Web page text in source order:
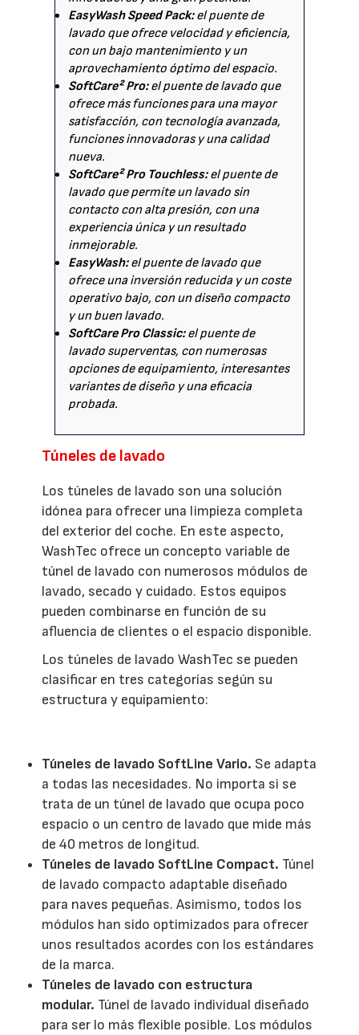
EasyWash Speed Pack:el puente de
lavado que ofrece velocidad y eficiencia,
con un bajo mantenimiento y un
aprovechamiento óptimo del espacio.
SoftCare² Pro:el puente de lavado que
ofrece más funciones para una mayor
satisfacción, con tecnología avanzada,
funciones innovadoras y una calidad
nueva.
SoftCare² Pro Touchless:el puente de
lavado que permite un lavado sin
contacto con alta presión, con una
experiencia única y un resultado
inmejorable.
EasyWash:el puente de lavado que
ofrece una inversión reducida y un coste
operativo bajo, con un diseño compacto
y un buen lavado.
SoftCare Pro Classic:el puente de
lavado superventas, con numerosas
opciones de equipamiento, interesantes
variantes de diseño y una eficacia
probada.
Túneles de lavado
Los túneles de lavado son una solución
idónea para ofrecer una limpieza completa
del exterior del coche. En este aspecto,
WashTec ofrece un concepto variable de
túnel de lavado con numerosos módulos de
lavado, secado y cuidado. Estos equipos
pueden combinarse en función de su
afluencia de clientes o el espacio disponible.
Los túneles de lavado WashTec se pueden
clasificar en tres categorías según su
estructura y equipamiento:
Túneles de lavado SoftLine Vario. Se adapta
a todas las necesidades. No importa si se
trata de un túnel de lavado que ocupa poco
espacio o un centro de lavado que mide más
de 40 metros de longitud.
Túneles de lavado SoftLine Compact. Túnel
de lavado compacto adaptable diseñado
para naves pequeñas. Asimismo, todos los
módulos han sido optimizados para ofrecer
unos resultados acordes con los estándares
de la marca.
Túneles de lavado con estructura
modular. Túnel de lavado individual diseñado
para ser lo más flexible posible. Los módulos